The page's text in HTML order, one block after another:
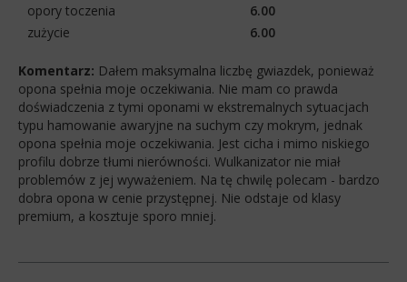
opory toczenia
6.00
zużycie
6.00
Komentarz: Dałem maksymalna liczbę gwiazdek, ponieważ
opona spełnia moje oczekiwania. Nie mam co prawda
doświadczenia z tymi oponami w ekstremalnych sytuacjach
typu hamowanie awaryjne na suchym czy mokrym, jednak
opona spełnia moje oczekiwania. Jest cicha i mimo niskiego
profilu dobrze tłumi nierówności. Wulkanizator nie miał
problemów z jej wyważeniem. Na tę chwilę polecam - bardzo
dobra opona w cenie przystępnej. Nie odstaje od klasy
premium, a kosztuje sporo mniej.